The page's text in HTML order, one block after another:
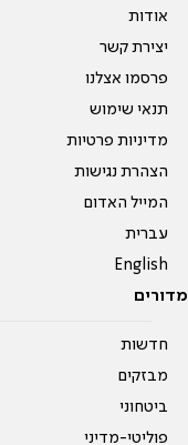
אודות
יצירת קשר
פרסמו אצלנו
תנאי שימוש
מדיניות פרטיות
הצהרת נגישות
המייל האדום
עברית
English
מדורים
חדשות
מבזקים
ביטחוני
פוליטי-מדיני